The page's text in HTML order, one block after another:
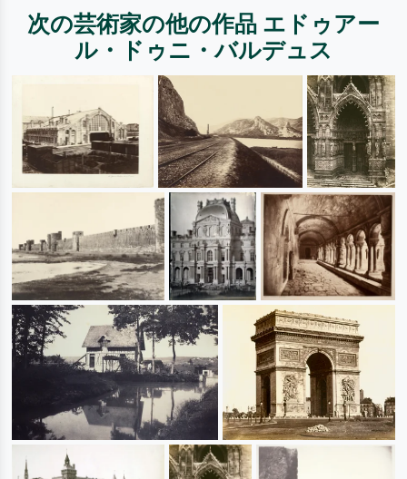
次の芸術家の他の作品 エドゥアー
ル・ドゥニ・バルデュス